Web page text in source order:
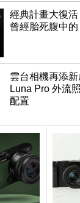
經典計畫大復
曾經胎死腹中
雲台相機再添
Luna Pro 外流
配置